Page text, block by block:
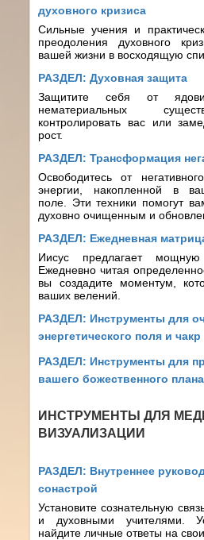
духовного кризиса
Сильные учения и
преодоления духовного
вашей жизни в восходящую
РАЗДЕЛ:Духовная защита
Защитите себя от
нематериальных
контролировать вас или
рост.
РАЗДЕЛ:Трансформация
Освободитесь от
энергии, накопленной в
поле. Эти техники помогут
духовно очищенным и
РАЗДЕЛ: Ежедневная
Иисус предлагает
Ежедневно читая
вы создадите моментум,
ваших велений.
РАЗДЕЛ: Инструменты для
энергетического поля и чакр
РАЗДЕЛ: Инструменты для
вашего божественного плана
ИНСТРУМЕНТЫ ДЛЯ
ВИЗУАЛИЗАЦИИ
РАЗДЕЛ: Внутреннее
сонастрой
Установите сознательную
и духовными учителями.
найдите личные ответы на